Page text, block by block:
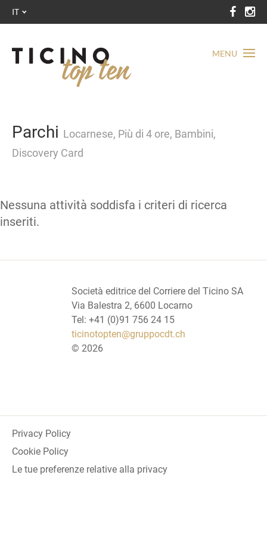
MENU
IT
Parchi Locarnese, Più di 4 ore, Bambini,
Discovery Card
Nessuna attività soddisfa i criteri di ricerca
inseriti.
Società editrice del Corriere del Ticino SA
Via Balestra 2, 6600 Locarno
Tel: +41 (0)91 756 24 15
ticinotopten@gruppocdt.ch
© 2026
Privacy Policy
Cookie Policy
Le tue preferenze relative alla privacy